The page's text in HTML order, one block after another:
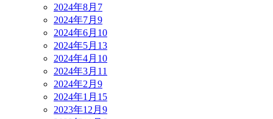
2024年8月 7
2024年7月 9
2024年6月 10
2024年5月 13
2024年4月 10
2024年3月 11
2024年2月 9
2024年1月 15
2023年12月 9